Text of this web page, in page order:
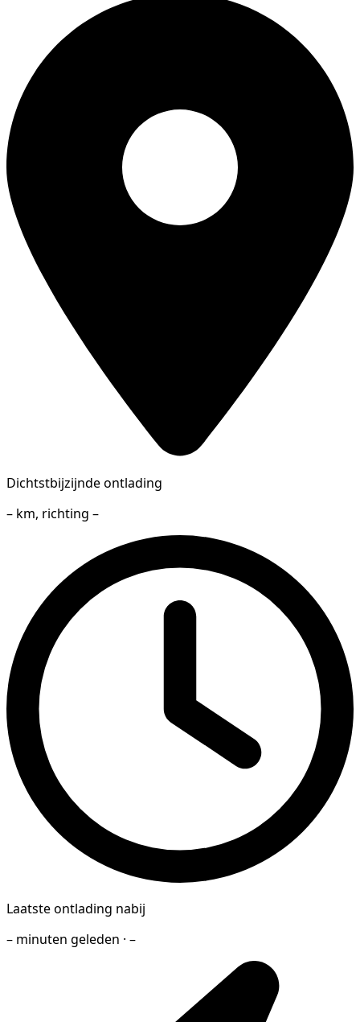
Dichtstbijzijnde ontlading
– km, richting –
Laatste ontlading nabij
– minuten geleden · –